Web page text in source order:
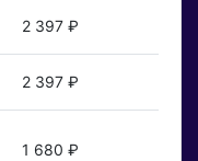
2 397 ₽
2 397 ₽
1 680 ₽